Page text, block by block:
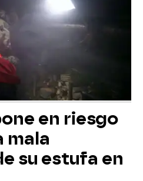
en riesgo
mala
su estufa en